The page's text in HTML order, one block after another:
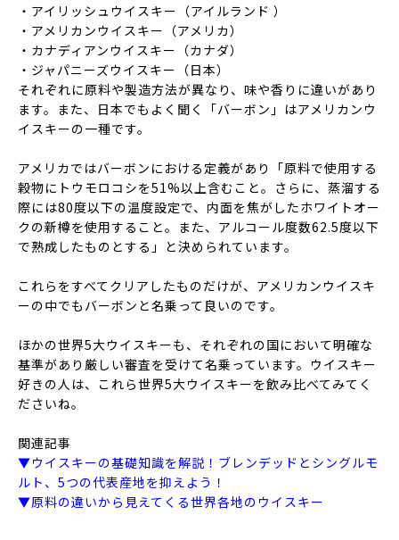
・アイリッシュウイスキー（アイルランド ）
・アメリカンウイスキー（アメリカ）
・カナディアンウイスキー（カナダ）
・ジャパニーズウイスキー（日本）
それぞれに原料や製造方法が異なり、味や香りに違いがあり
ます。また、日本でもよく聞く「バーボン」はアメリカンウ
イスキーの一種です。
アメリカではバーボンにおける定義があり「原料で使用する
穀物にトウモロコシを51%以上含むこと。さらに、蒸溜する
際には80度以下の温度設定で、内面を焦がしたホワイトオー
クの新樽を使用すること。また、アルコール度数62.5度以下
で熟成したものとする」と決められています。
これらをすべてクリアしたものだけが、アメリカンウイスキ
ーの中でもバーボンと名乗って良いのです。
ほかの世界5大ウイスキーも、それぞれの国において明確な
基準があり厳しい審査を受けて名乗っています。ウイスキー
好きの人は、これら世界5大ウイスキーを飲み比べてみてく
ださいね。
関連記事
▼ウイスキーの基礎知識を解説！ブレンデッドとシングルモ
ルト、5つの代表産地を抑えよう！
▼原料の違いから見えてくる世界各地のウイスキー